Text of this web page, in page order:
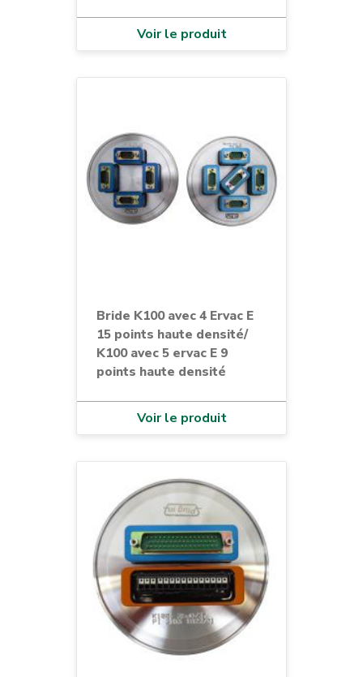
Voir le produit
Bride K100 avec 4 Ervac E
15 points haute densité/
K100 avec 5 ervac E 9
points haute densité
Voir le produit